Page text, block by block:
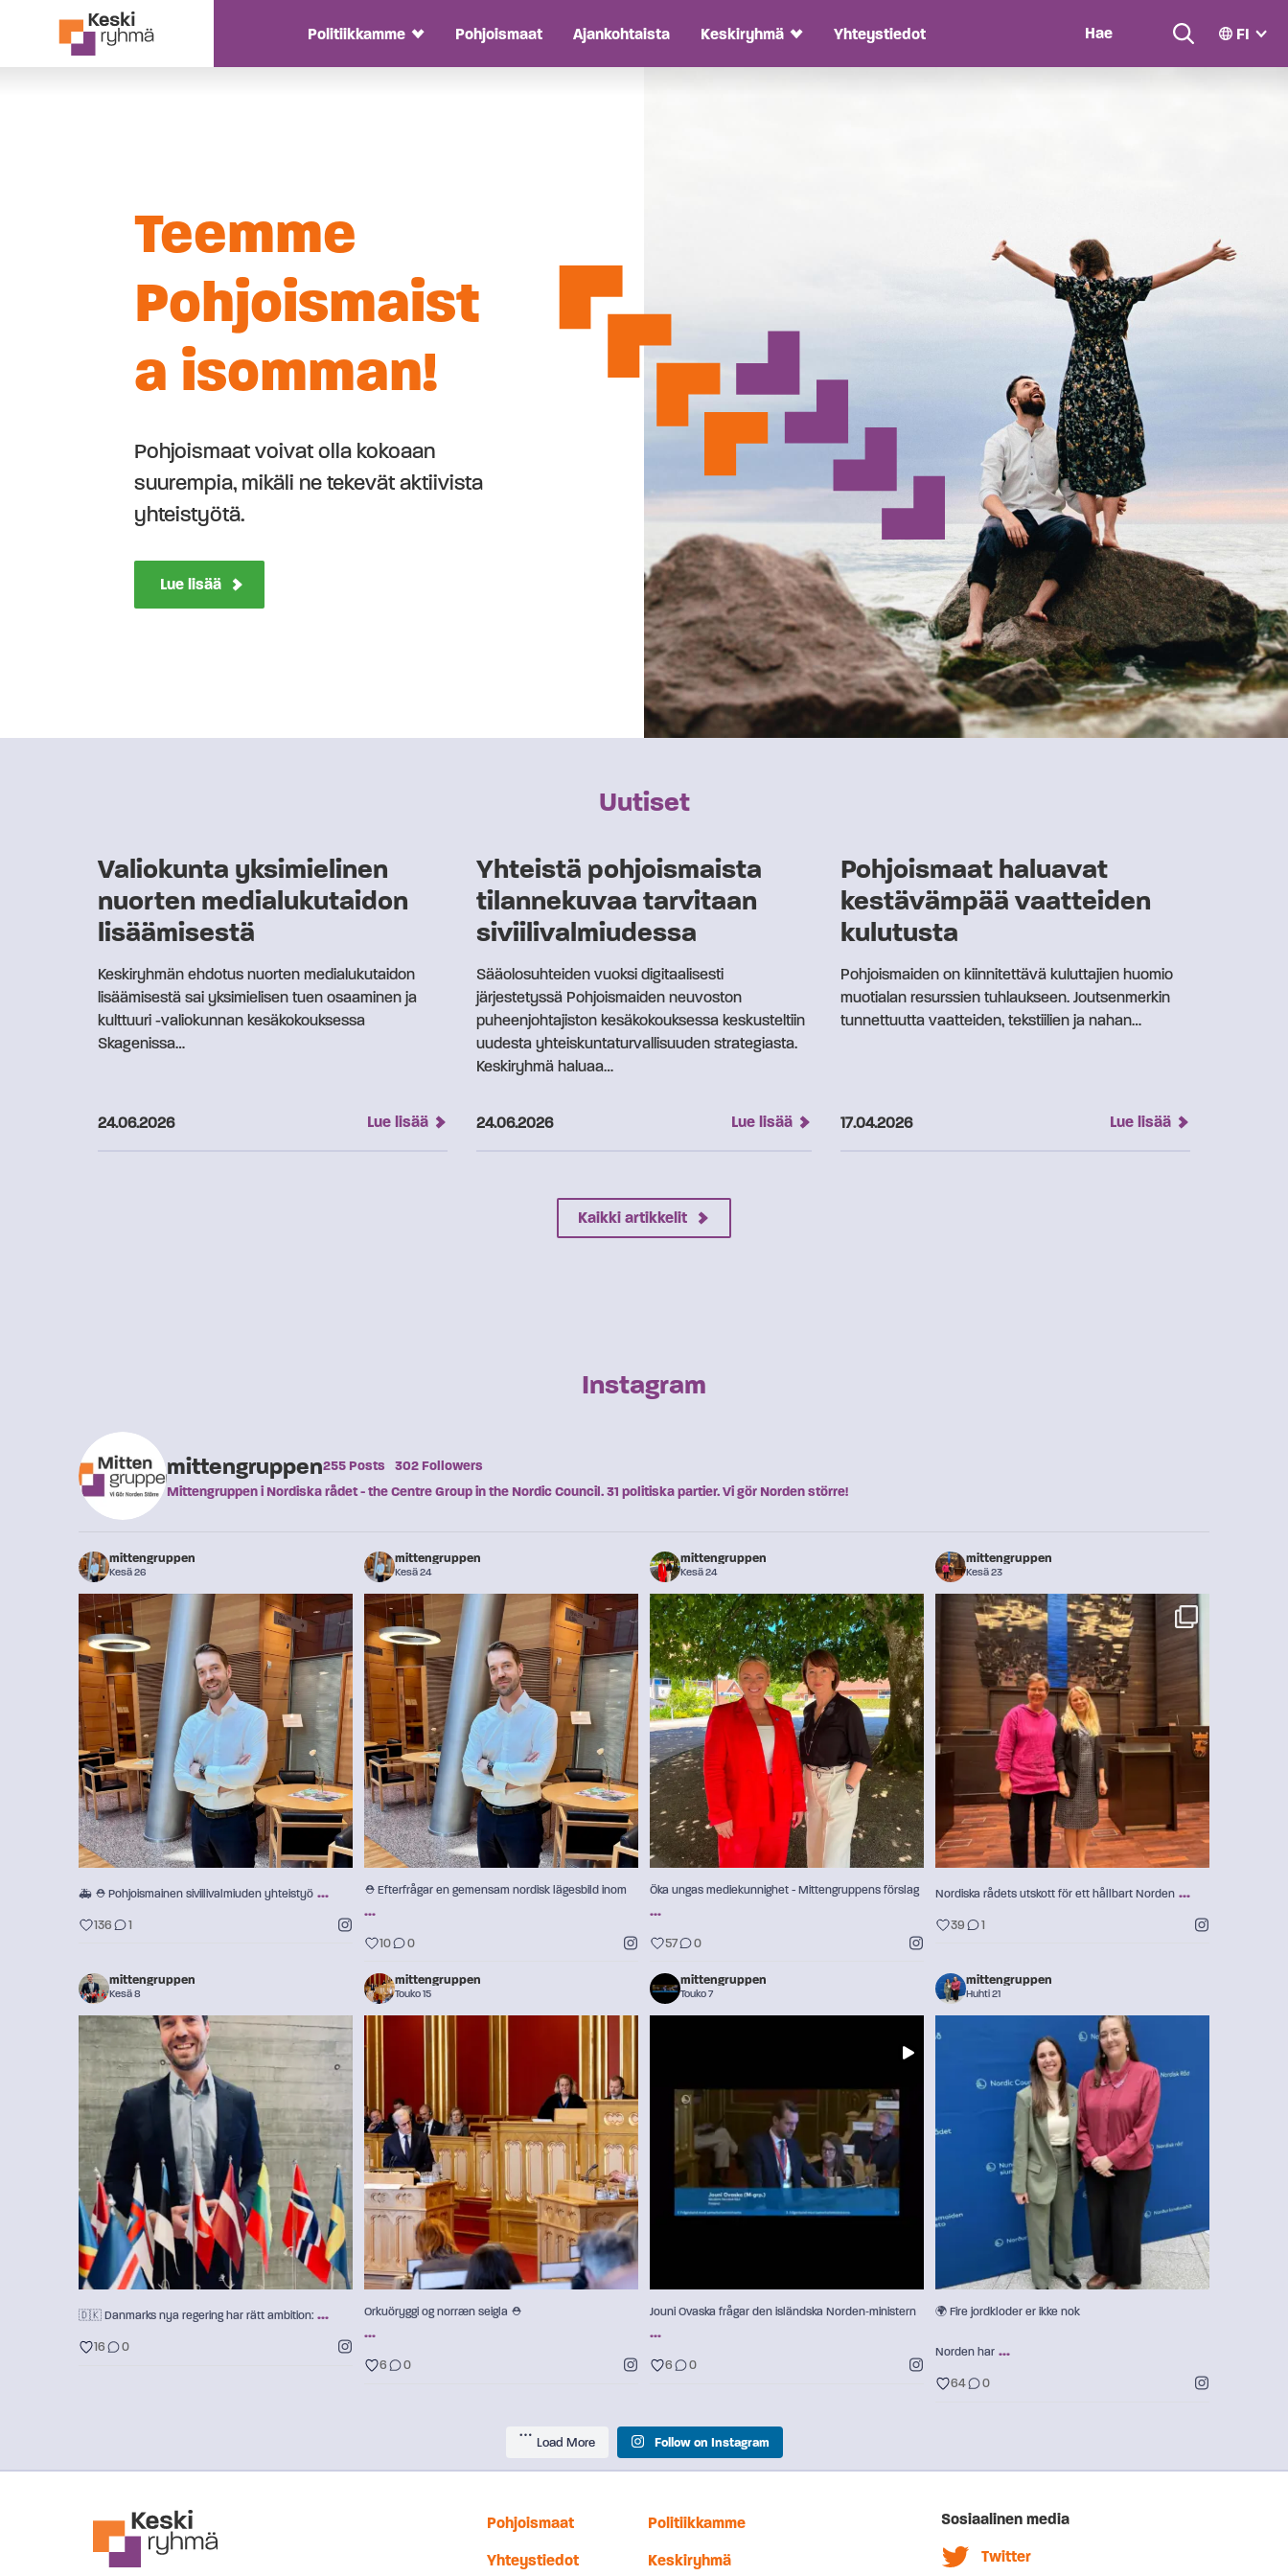
Siirry sisältöön
Politiikkamme
Toggle Dropdown
Pohjoismaat Ajankohtaista Keskiryhmä
Toggle Dropdown
Yhteystiedot
Search
FI
Teemme
Pohjoismaist
a isomman!
Pohjoismaat voivat olla kokoaan
suurempia, mikäli ne tekevät aktiivista
yhteistyötä.
Lue lisää
Uutiset
Valiokunta yksimielinen
nuorten medialukutaidon
lisäämisestä
Keskiryhmän ehdotus nuorten medialukutaidon
lisäämisestä sai yksimielisen tuen osaaminen ja
kulttuuri -valiokunnan kesäkokouksessa
Skagenissa…
Julkaistu:
24.06.2026 Lue lisää
Yhteistä pohjoismaista
tilannekuvaa tarvitaan
siviilivalmiudessa
Sääolosuhteiden vuoksi digitaalisesti
järjestetyssä Pohjoismaiden neuvoston
puheenjohtajiston kesäkokouksessa keskusteltiin
uudesta yhteiskuntaturvallisuuden strategiasta.
Keskiryhmä haluaa…
Julkaistu:
24.06.2026 Lue lisää
Pohjoismaat haluavat
kestävämpää vaatteiden
kulutusta
Pohjoismaiden on kiinnitettävä kuluttajien huomio
muotialan resurssien tuhlaukseen. Joutsenmerkin
tunnettuutta vaatteiden, tekstiilien ja nahan…
Julkaistu:
17.04.2026 Lue lisää
Kaikki artikkelit
Instagram
mittengruppen255 Posts
302 Followers
Mittengruppen i Nordiska rådet - the Centre Group in the Nordic Council. 31 politiska partier. Vi gör Norden större!
mittengruppen
Kesä 26
🚑 ⛑️ Pohjoismainen siviilivalmiuden yhteistyö ...
136
🚑 ⛑️ Pohjoismainen siviilivalmiuden yhteistyö ...
136 1
mittengruppen
Kesä 24
⛑️ Efterfrågar en gemensam nordisk lägesbild inom ...
10
⛑️ Efterfrågar en gemensam nordisk lägesbild inom
...
10 0
mittengruppen
Kesä 24
Öka ungas mediekunnighet - Mittengruppens
förslag
...
57 0
Öka ungas mediekunnighet - Mittengruppens förslag
...
57 0
mittengruppen
Kesä 23
Nordiska rådets utskott för ett hållbart Norden
39 1
Nordiska rådets utskott för ett hållbart Norden ...
39 1
mittengruppen
Kesä 8
🇩🇰 Danmarks nya regering har rätt ambition: ...
16 0
🇩🇰 Danmarks nya regering har rätt ambition: ...
16 0
mittengruppen
Touko 15
Orkuöryggi og norræn seigla ⛑️
...
6
Orkuöryggi og norræn seigla ⛑️
...
6 0
mittengruppen
Touko 7
Jouni Ovaska frågar den isländska Norden‑ministern
6 0
Jouni Ovaska frågar den isländska Norden‑ministern
...
6 0
mittengruppen
Huhti 21
🌍 Fire jordkloder er ikke nok
Norden har
64 0
🌍 Fire jordkloder er ikke nok
Norden har ...
64 0
Load More Follow on Instagram
Pohjoismaat Politiikkamme
Yhteystiedot Keskiryhmä
Sosiaalinen media
Twitter